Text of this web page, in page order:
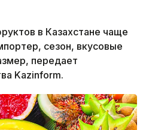
в Казахстане чаще
сезон, вкусовые
передает
Kazinform.